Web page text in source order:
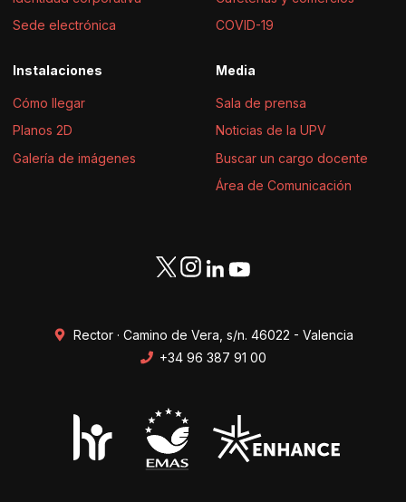
Sede electrónica
COVID-19
Instalaciones
Cómo llegar
Planos 2D
Galería de imágenes
Media
Sala de prensa
Noticias de la UPV
Buscar un cargo docente
Área de Comunicación
Rector · Camino de Vera, s/n. 46022 - Valencia
+34 96 387 91 00